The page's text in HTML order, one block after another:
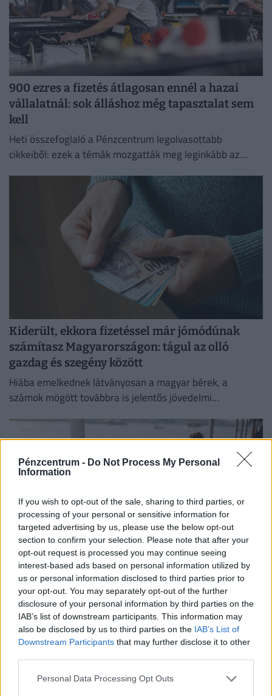
Pénzcentrum - Do Not Process My Personal
Information
If you wish to opt-out of the sale, sharing to third parties, or
processing of your personal or sensitive information for
targeted advertising by us, please use the below opt-out
section to confirm your selection. Please note that after your
opt-out request is processed you may continue seeing
interest-based ads based on personal information utilized by
us or personal information disclosed to third parties prior to
your opt-out. You may separately opt-out of the further
disclosure of your personal information by third parties on the
IAB’s list of downstream participants. This information may
also be disclosed by us to third parties on the IAB’s List of
Downstream Participants that may further disclose it to other
Personal Data Processing Opt Outs
900 ezres a fizetés átlagosan ennél a hazai
vállalatnál: sok álláshoz még tapasztalat sem
kell
Heti összefoglaló a Pénzcentrum legolvasottabb
cikkeiből: ezek a témák mozgatták meg leginkább az
Kiderült, ekkora fizetéssel már jómódúnak
számítasz Magyarországon: tágul az olló
gazdag és szegény között
Hiába emelkednek látványosan a magyar bérek, a
számok mögött továbbra is jelentős jövedelmi
Így dolgoznak home officeból az élelmesek,
miközben utazgatnak: itt a TOP10 úticél, ahol
ezt legkönnyebben megteheted
Az IWG kutatása szerint a helyfüggetlen munkavégzés a
válaszadók 90%-ánál javította a munka és a magánélet
egyensúlyát, míg 80%-uk produktívabbnak érzi magát.